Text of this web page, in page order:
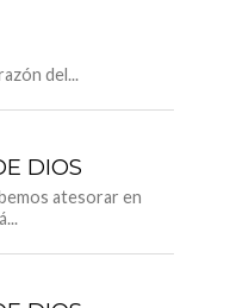
del...
DIOS
atesorar en